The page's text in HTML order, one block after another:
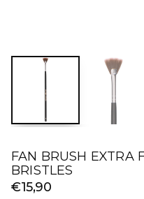
FAN BRUSH EXTRA
BRISTLES
€15,90